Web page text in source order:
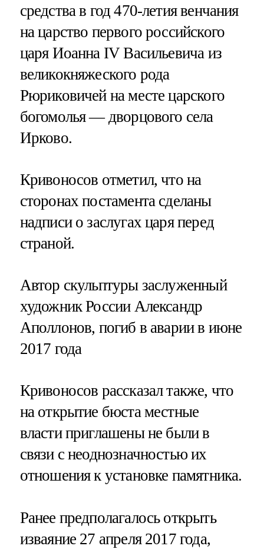
средства в год 470-летия венчания
на царство первого российского
царя Иоанна IV Васильевича из
великокняжеского рода
Рюриковичей на месте царского
богомолья — дворцового села
Ирково.
Кривоносов отметил, что на
сторонах постамента сделаны
надписи о заслугах царя перед
страной.
Автор скульптуры заслуженный
художник России Александр
Аполлонов, погиб в аварии в июне
2017 года
Кривоносов рассказал также, что
на открытие бюста местные
власти приглашены не были в
связи с неоднозначностью их
отношения к установке памятника.
Ранее предполагалось открыть
изваяние 27 апреля 2017 года,